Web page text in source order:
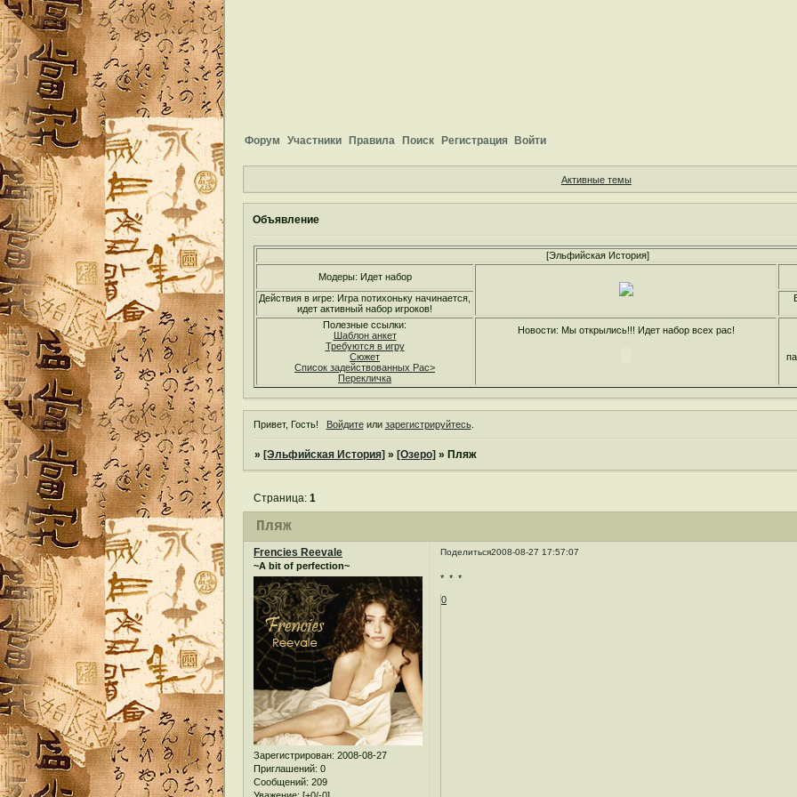
Форум Участники Правила Поиск Регистрация Войти
Активные темы
Объявление
[Эльфийская История]
Модеры: Идет набор
Действия в игре: Игра потихоньку начинается,
идет активный набор игроков!
Полезные ссылки:
Шаблон анкет
Требуются в игру
Сюжет
Список задействованных Рас>
Перекличка
Новости: Мы открылись!!! Идет набор всех рас!
Привет, Гость! Войдитеили зарегистрируйтесь.
»[Эльфийская История] »[Озеро] »Пляж
Пляж
Страница:1
Поделиться2008-08-27 17:57:07
Frencies Reevale
~A bit of perfection~
Зарегистрирован: 2008-08-27
Приглашений: 0
Сообщений: 209
* * *
0